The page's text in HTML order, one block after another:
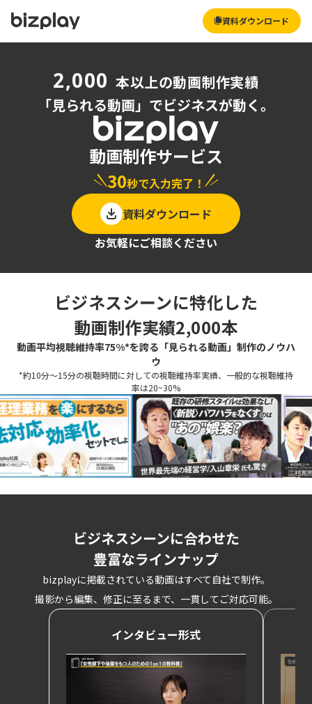
資料ダウンロード
2,000 本以上の動画制作実績
「見られる動画」でビジネスが動く。
動画制作サービス
30秒で入力完了！
資料ダウンロード
お気軽にご相談ください
Time
Loaded:
ビジネスシーンに特化した
動画制作実績2,000本
動画平均視聴維持率75%*を誇る「見られる動画」制作のノウハ
ウ
*約10分〜15分の視聴時間に対しての視聴維持率実績、一般的な視聴維持
率は20~30%
ビジネスシーンに合わせた
豊富なラインナップ
bizplayに掲載されている動画はすべて自社で制作。
撮影から編集、修正に至るまで、一貫してご対応可能。
インタビュー形式